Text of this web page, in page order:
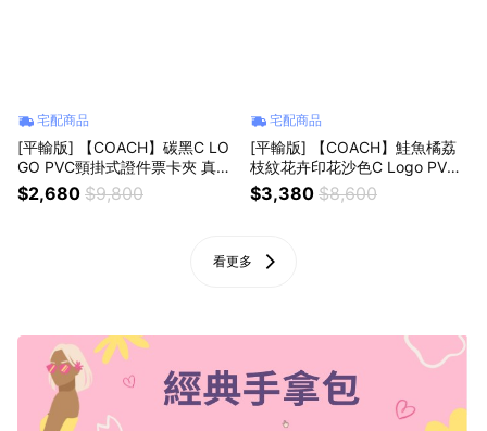
宅配商品
[平輸版] 【COACH】碳黑C LO
GO PVC頸掛式證件票卡夾 真品
平輸
$2,680 $9,800
宅配商品
[平輸版] 【COACH】鮭魚橘荔
枝紋花卉印花沙色C Logo PVC
二合一卡夾皮夾 真品平輸
$3,380 $8,600
看更多